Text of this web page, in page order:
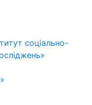
соціально-